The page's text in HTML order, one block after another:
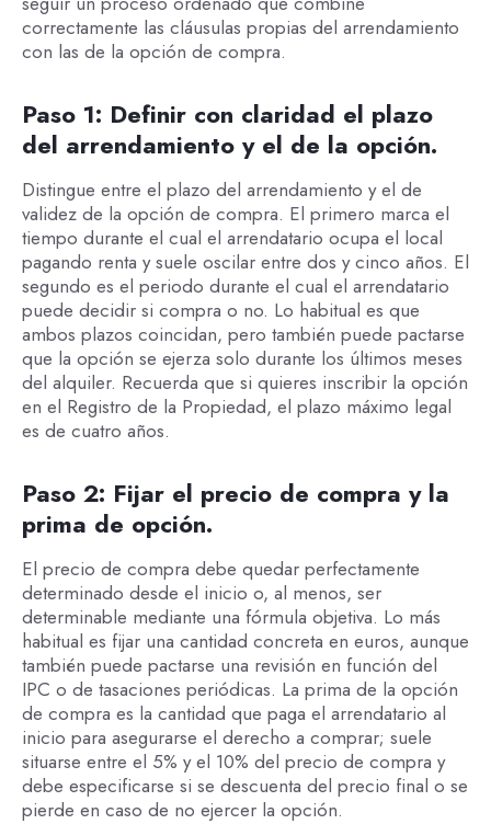
correctamente las cláusulas propias del arrendamiento
con las de la opción de compra.
Paso 1: Definir con claridad el plazo
del arrendamiento y el de la opción.
Distingue entre el plazo del arrendamiento y el de
validez de la opción de compra. El primero marca el
tiempo durante el cual el arrendatario ocupa el local
pagando renta y suele oscilar entre dos y cinco años. El
segundo es el periodo durante el cual el arrendatario
puede decidir si compra o no. Lo habitual es que
ambos plazos coincidan, pero también puede pactarse
que la opción se ejerza solo durante los últimos meses
del alquiler. Recuerda que si quieres inscribir la opción
en el Registro de la Propiedad, el plazo máximo legal
es de cuatro años.
Paso 2: Fijar el precio de compra y la
prima de opción.
El precio de compra debe quedar perfectamente
determinado desde el inicio o, al menos, ser
determinable mediante una fórmula objetiva. Lo más
habitual es fijar una cantidad concreta en euros, aunque
también puede pactarse una revisión en función del
IPC o de tasaciones periódicas. La prima de la opción
de compra es la cantidad que paga el arrendatario al
inicio para asegurarse el derecho a comprar; suele
situarse entre el 5% y el 10% del precio de compra y
debe especificarse si se descuenta del precio final o se
pierde en caso de no ejercer la opción.